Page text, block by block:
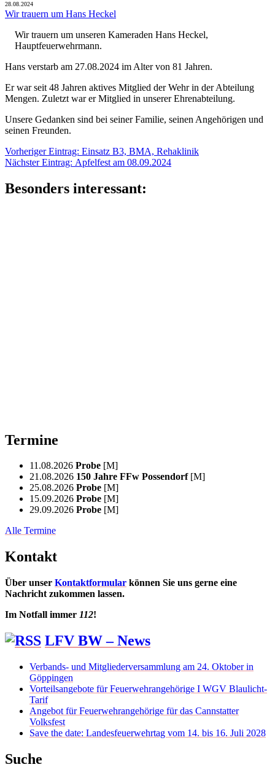
28.08.2024
Wir trauern um Hans Heckel
Wir trauern um unseren Kameraden Hans Heckel,
Hauptfeuerwehrmann.
Hans verstarb am 27.08.2024 im Alter von 81 Jahren.
Er war seit 48 Jahren aktives Mitglied der Wehr in der Abteilung
Mengen. Zuletzt war er Mitglied in unserer Ehrenabteilung.
Unsere Gedanken sind bei seiner Familie, seinen Angehörigen und
seinen Freunden.
Beitragsnavigation
Vorheriger Eintrag: Vorheriger
Eintrag:
Einsatz B3, BMA, Rehaklinik
Nächster Eintrag: Nächster
Apfelfest am 08.09.2024
Besonders interessant:
Termine
11.08.2026 Probe [M]
21.08.2026 150 Jahre FFw Possendorf [M]
25.08.2026 Probe [M]
15.09.2026 Probe [M]
29.09.2026 Probe [M]
Alle Termine
Kontakt
Über unser Kontaktformular können Sie uns gerne eine
Nachricht zukommen lassen.
Im Notfall immer 112!
LFV BW – News
Verbands- und Mitgliederversammlung am 24. Oktober in
Göppingen
Vorteilsangebote für Feuerwehrangehörige I WGV Blaulicht-
Tarif
Angebot für Feuerwehrangehörige für das Cannstatter
Volksfest
Save the date: Landesfeuerwehrtag vom 14. bis 16. Juli 2028
Suche